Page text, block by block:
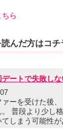
ら
んだ方はコ
ートで失敗し
ーを受けた後
普段より少し
てしまう可能性